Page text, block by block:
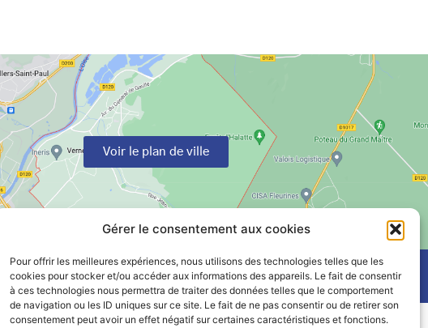
Gérer le consentement aux cookies
Pour offrir les meilleures expériences, nous utilisons des technologies telles que les
cookies pour stocker et/ou accéder aux informations des appareils. Le fait de consentir
à ces technologies nous permettra de traiter des données telles que le comportement
de navigation ou les ID uniques sur ce site. Le fait de ne pas consentir ou de retirer son
consentement peut avoir un effet négatif sur certaines caractéristiques et fonctions.
Voir le plan de ville